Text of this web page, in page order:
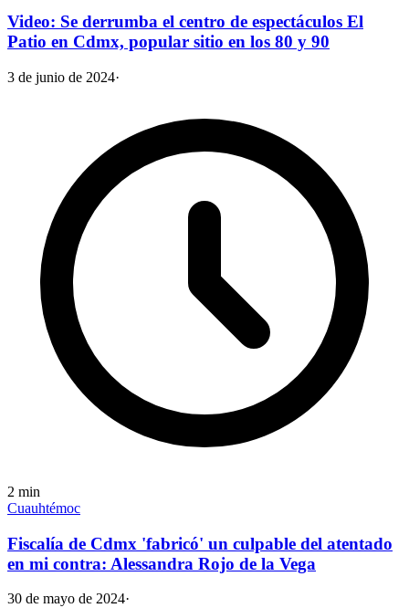
Video: Se derrumba el centro de espectáculos El
Patio en Cdmx, popular sitio en los 80 y 90
3 de junio de 2024·
2 min
Cuauhtémoc
Fiscalía de Cdmx 'fabricó' un culpable del atentado
en mi contra: Alessandra Rojo de la Vega
30 de mayo de 2024·